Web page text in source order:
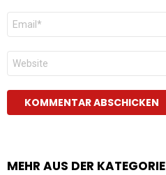
E-
Mail
*
Website
MEHR AUS DER KATEGORIE